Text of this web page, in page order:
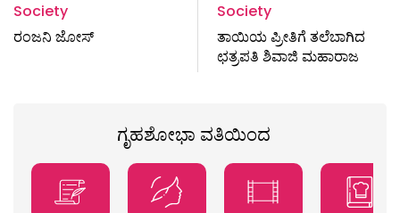
Society
ರಂಜನಿ ಜೋಸ್‌
Society
ತಾಯಿಯ ಪ್ರೀತಿಗೆ ತಲೆಬಾಗಿದ
ಛತ್ರಪತಿ ಶಿವಾಜಿ ಮಹಾರಾಜ
ಗೃಹಶೋಭಾ ವತಿಯಿಂದ